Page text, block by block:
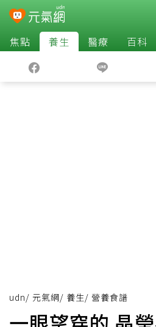
焦點 養生 醫療 百科
udn/ 元氣網/ 養生/ 營養食譜